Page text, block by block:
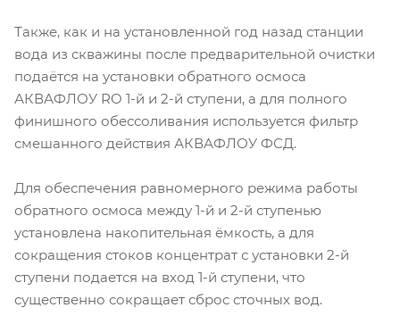
Также, как и на установленной год назад станции
вода из скважины после предварительной очистки
подаётся на установки обратного осмоса
АКВАФЛОУ RO 1-й и 2-й ступени, а для полного
финишного обессоливания используется фильтр
смешанного действия АКВАФЛОУ ФСД.
Для обеспечения равномерного режима работы
обратного осмоса между 1-й и 2-й ступенью
установлена накопительная ёмкость, а для
сокращения стоков концентрат с установки 2-й
ступени подается на вход 1-й ступени, что
существенно сокращает сброс сточных вод.